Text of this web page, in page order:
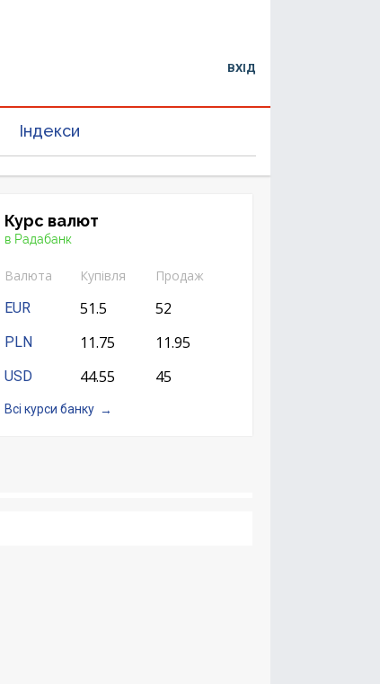
ВХІД
Індекси
Курс валют
в Радабанк
Валюта Купівля
Продаж
EUR
51.5 52
PLN 11.75 11.95
USD 44.55 45
Всі курси банку